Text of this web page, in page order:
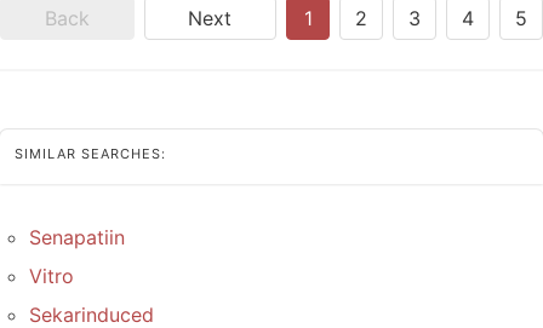
Back Next 1 2 3 4 5
SIMILAR SEARCHES:
Senapatiin
Vitro
Sekarinduced